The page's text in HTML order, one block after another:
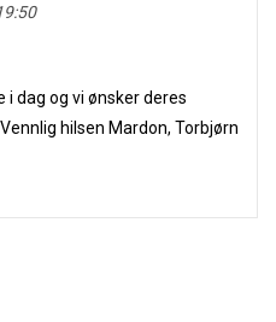
i dag og vi ønsker deres
hilsen Mardon, Torbjørn